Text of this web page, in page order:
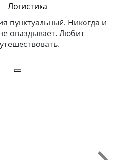
Логистика
пунктуальный. Никогда и
опаздывает. Любит